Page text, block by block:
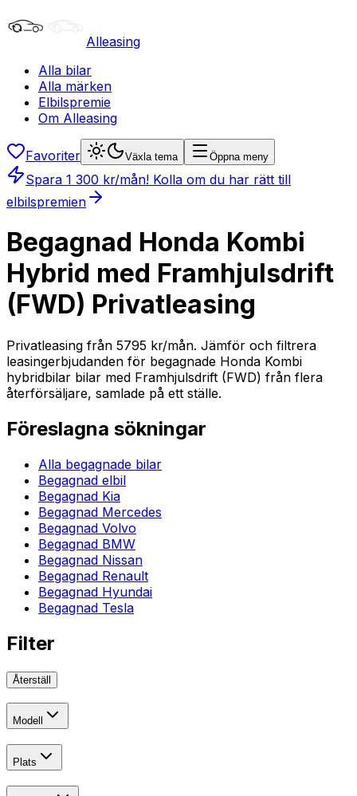
Alleasing
Alla bilar
Alla märken
Elbilspremie
Om Alleasing
Favoriter Växla tema Öppna meny
Spara 1 300 kr/mån! Kolla om du har rätt till
elbilspremien
Begagnad Honda Kombi
Hybrid med Framhjulsdrift
(FWD) Privatleasing
Privatleasing från 5795 kr/mån. Jämför och filtrera
leasingerbjudanden för begagnade Honda Kombi
hybridbilar bilar med Framhjulsdrift (FWD) från flera
återförsäljare, samlade på ett ställe.
Föreslagna sökningar
Alla begagnade bilar
Begagnad elbil
Begagnad Kia
Begagnad Mercedes
Begagnad Volvo
Begagnad BMW
Begagnad Nissan
Begagnad Renault
Begagnad Hyundai
Begagnad Tesla
Filter
Återställ
Modell
Plats